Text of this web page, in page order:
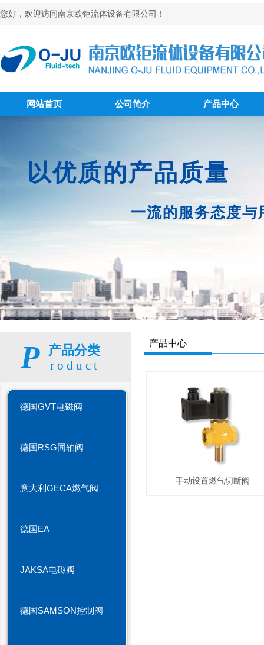
您好，欢迎访问南京欧钜流体设备有限公司！
网站首页 公司简介 产品中心
以优质的产品质量
一流的服务态度与
产品中心
P 产品分类
roduct
手动设置燃气切断阀
德国GVT电磁阀
德国RSG同轴阀
意大利GECA燃气阀
德国EA
JAKSA电磁阀
德国SAMSON控制阀